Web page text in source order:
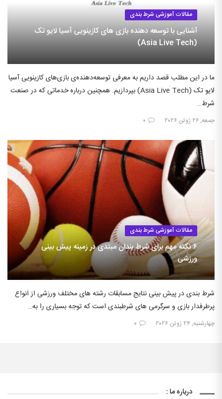
مقالات آموزشی شرط بندی
آشنایی با توسعه دهنده بازی های کازینویی آسیا لایو تک
(Asia Live Tech)
ما در این مطلب قصد داریم به معرفی توسعه‌دهنده‌ی بازی‌های کازینویی آسیا
لایو تک (Asia Live Tech) بپردازیم. همچنین درباره خدماتی که در صنعت
شرط…
جمعه, ۲۶ ژوئن ۲۰۲۶ ۰
مقالات آموزشی شرط بندی
۶ نکته مهم برای شرط بندان مبتدی در زمینه پیش بینی
ورزشی
شرط بندی در پیش بینی نتایج مسابقات رشته های مختلف ورزشی از انواع
پرطرفدار بازی و سرگرمی های شرطبندی است که توجه بسیاری را به…
چهارشنبه, ۲۴ ژوئن ۲۰۲۶ ۰
درباره ما :